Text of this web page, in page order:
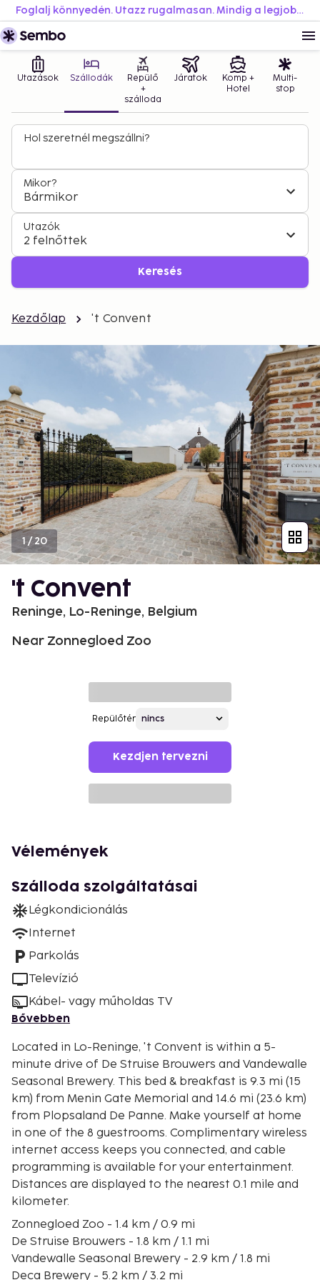
Foglalj könnyedén. Utazz rugalmasan. Mindig a legjobb áron.
Utazások Szállodák
Repülő
+
szálloda
Járatok
Komp +
Hotel
Multi-
stop
Hol szeretnél megszállni?
Mikor?
Bármikor
Utazók
2 felnőttek
Keresés
Kezdőlap 't Convent
1/20
't Convent
Reninge, Lo-Reninge, Belgium
Near Zonnegloed Zoo
Repülőtér
Kezdjen tervezni
Vélemények
Szálloda szolgáltatásai
Légkondicionálás
Internet
Parkolás
Televízió
Kábel- vagy műholdas TV
Bővebben
Located in Lo-Reninge, 't Convent is within a 5-
minute drive of De Struise Brouwers and Vandewalle
Seasonal Brewery. This bed & breakfast is 9.3 mi (15
km) from Menin Gate Memorial and 14.6 mi (23.6 km)
from Plopsaland De Panne. Make yourself at home
in one of the 8 guestrooms. Complimentary wireless
internet access keeps you connected, and cable
programming is available for your entertainment.
Distances are displayed to the nearest 0.1 mile and
kilometer.
Zonnegloed Zoo - 1.4 km / 0.9 mi
De Struise Brouwers - 1.8 km / 1.1 mi
Vandewalle Seasonal Brewery - 2.9 km / 1.8 mi
Deca Brewery - 5.2 km / 3.2 mi